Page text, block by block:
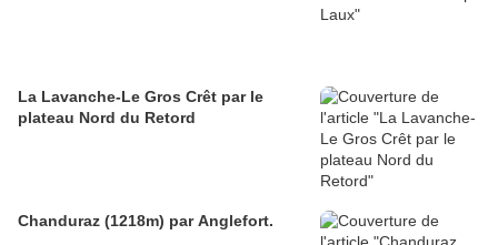
La Lavanche-Le Gros Crêt par le
plateau Nord du Retord
Chanduraz (1218m) par Anglefort.